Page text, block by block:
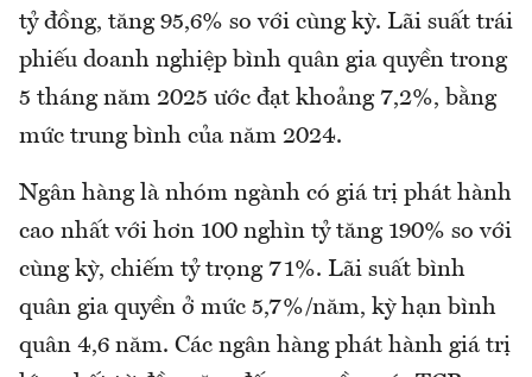
tỷ đồng, tăng 95,6% so với cùng kỳ. Lãi suất trái
phiếu doanh nghiệp bình quân gia quyền trong
5 tháng năm 2025 ước đạt khoảng 7,2%, bằng
mức trung bình của năm 2024.
Ngân hàng là nhóm ngành có giá trị phát hành
cao nhất với hơn 100 nghìn tỷ tăng 190% so với
cùng kỳ, chiếm tỷ trọng 71%. Lãi suất bình
quân gia quyền ở mức 5,7%/năm, kỳ hạn bình
quân 4,6 năm. Các ngân hàng phát hành giá trị